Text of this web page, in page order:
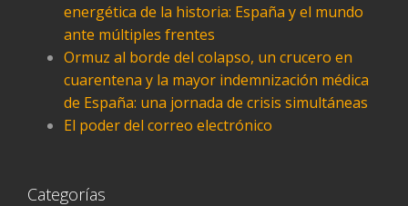
energética de la historia: España y el mundo
ante múltiples frentes
Ormuz al borde del colapso, un crucero en
cuarentena y la mayor indemnización médica
de España: una jornada de crisis simultáneas
El poder del correo electrónico
Categorías